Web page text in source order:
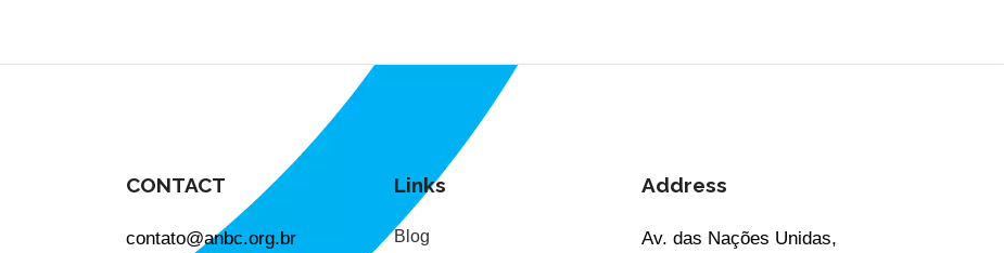
CONTACT
contato@anbc.org.br
Links
Blog
Address
Av. das Nações Unidas,